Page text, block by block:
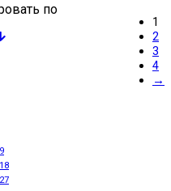
по
9
18
27
1
2
3
4
→